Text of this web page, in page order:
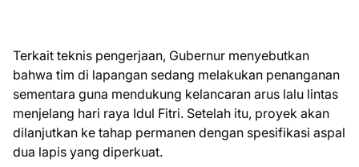
​Terkait teknis pengerjaan, Gubernur menyebutkan
bahwa tim di lapangan sedang melakukan penanganan
sementara guna mendukung kelancaran arus lalu lintas
menjelang hari raya Idul Fitri. Setelah itu, proyek akan
dilanjutkan ke tahap permanen dengan spesifikasi aspal
dua lapis yang diperkuat.